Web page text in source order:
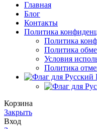
Главная
Блог
Контакты
Политика
Политика
Политика
Условия
Политика
Корзина
Закрыть
Вход